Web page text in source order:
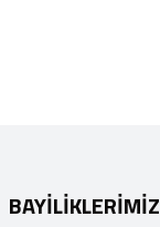
BAYİLİKLERİMİZ